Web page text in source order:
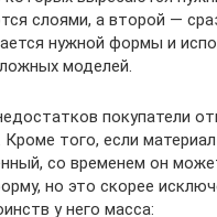
слоями, а второй —
нужной формы и
моделей.
покупатели
того, если
со временем он
но это скорее
у него масса: